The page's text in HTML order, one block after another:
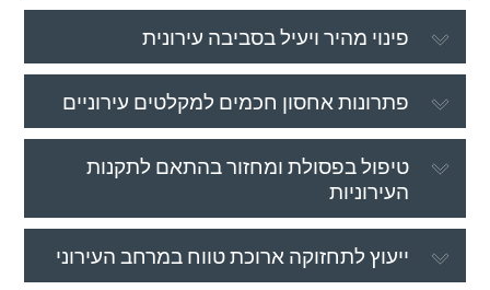
פינוי מהיר ויעיל בסביבה עירונית
פתרונות אחסון חכמים למקלטים עירוניים
טיפול בפסולת ומחזור בהתאם לתקנות
העירוניות
ייעוץ לתחזוקה ארוכת טווח במרחב העירוני